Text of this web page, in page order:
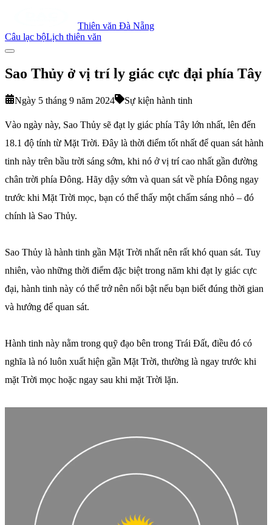
Thiên văn Đà Nẵng
Câu lạc bộLịch thiên văn
Sao Thủy ở vị trí ly giác cực đại phía Tây
Ngày 5 tháng 9 năm 2024 Sự kiện hành tinh
Vào ngày này, Sao Thủy sẽ đạt ly giác phía Tây lớn nhất, lên đến
18.1 độ tính từ Mặt Trời. Đây là thời điểm tốt nhất để quan sát hành
tinh này trên bầu trời sáng sớm, khi nó ở vị trí cao nhất gần đường
chân trời phía Đông. Hãy dậy sớm và quan sát về phía Đông ngay
trước khi Mặt Trời mọc, bạn có thể thấy một chấm sáng nhỏ – đó
chính là Sao Thủy.
Sao Thủy là hành tinh gần Mặt Trời nhất nên rất khó quan sát. Tuy
nhiên, vào những thời điểm đặc biệt trong năm khi đạt ly giác cực
đại, hành tinh này có thể trở nên nổi bật nếu bạn biết đúng thời gian
và hướng để quan sát.
Hành tinh này nằm trong quỹ đạo bên trong Trái Đất, điều đó có
nghĩa là nó luôn xuất hiện gần Mặt Trời, thường là ngay trước khi
mặt Trời mọc hoặc ngay sau khi mặt Trời lặn.